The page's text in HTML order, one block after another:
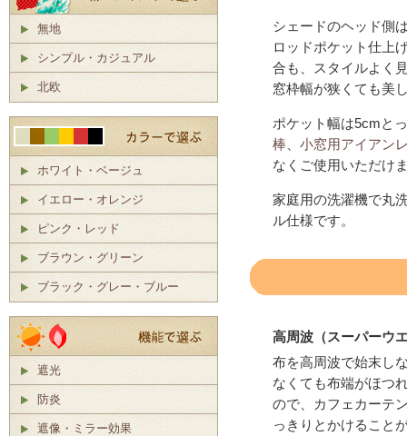
シェードのヘッド側
ロッドポケット仕上
合も、スタイルよく
窓枠幅が狭くても美
ポケット幅は5cmと
棒
小窓用アイアン
なくご使用いただけ
家庭用の洗濯機で丸
ル仕様です。
高周波（スーパーウ
布を高周波で始末し
なくても布端がほつ
ので、カフェカーテ
っきりとかけること
無地
シンプル・カジュアル
北欧
ホワイト・ベージュ
イエロー・オレンジ
ピンク・レッド
ブラウン・グリーン
ブラック・グレー・ブルー
遮光
防炎
遮像・ミラー効果